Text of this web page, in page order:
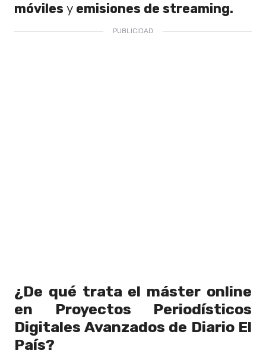
móviles y emisiones de streaming.
¿De qué trata el máster online
en Proyectos Periodísticos
Digitales Avanzados de Diario El
País?